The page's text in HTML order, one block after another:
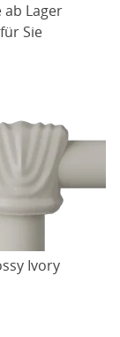
Lager
Sie
Ivory